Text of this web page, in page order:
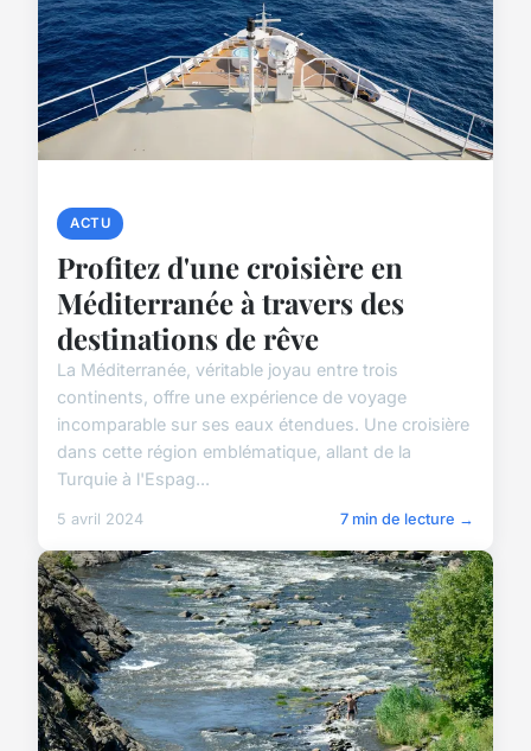
ACTU
Profitez d'une croisière en
Méditerranée à travers des
destinations de rêve
La Méditerranée, véritable joyau entre trois
continents, offre une expérience de voyage
incomparable sur ses eaux étendues. Une croisière
dans cette région emblématique, allant de la
Turquie à l'Espag...
5 avril 2024 7 min de lecture →